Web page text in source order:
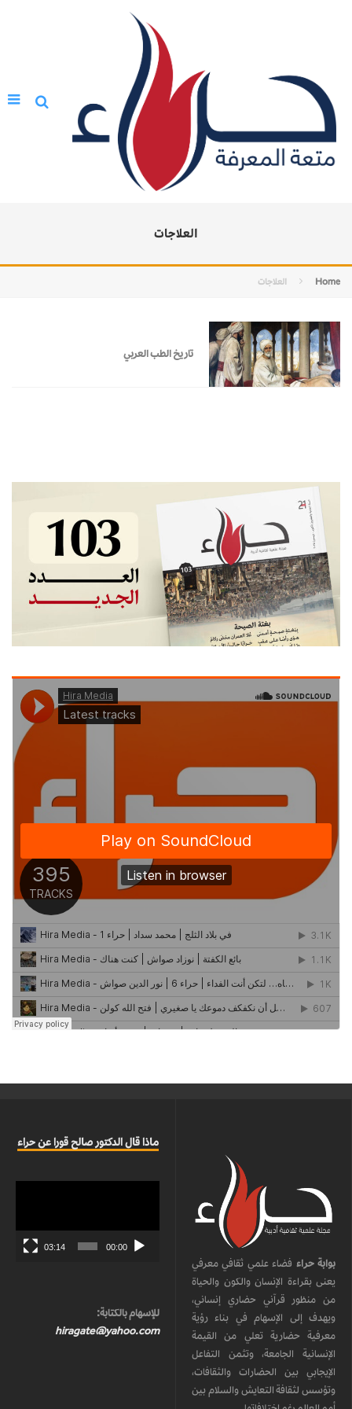
العلاجات
Home العلاجات
تاريخ الطب العربي
بوابة حراء فضاء علمي ثقافي معرفي
يعنى بقراءة الإنسان والكون والحياة
من منظور قرآني حضاري إنساني،
ويهدف إلى الإسهام في بناء رؤية
معرفية حضارية تعلي من القيمة
الإنسانية الجامعة، وتثمن التفاعل
الإيجابي بين الحضارات والثقافات،
وتؤسس لثقافة التعايش والسلام بين
ماذا قال الدكتور صالح قورا عن حراء
00:00
03:14
للإسهام بالكتابة:
hiragate@yahoo.com